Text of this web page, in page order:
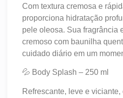
Com textura cremosa e
proporciona hidratação
pele oleosa. Sua fragrância
cremoso com baunilha
cuidado diário em um
💦 Body Splash – 250 ml
Refrescante, leve e